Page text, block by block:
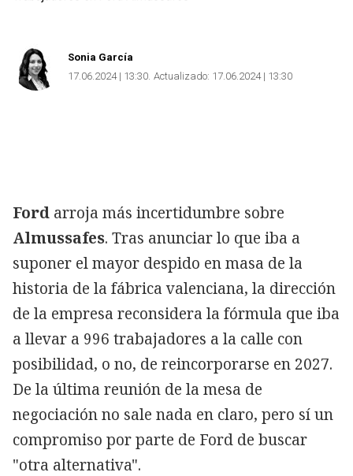
Sonia García
17.06.2024 | 13:30 Actualizado: 17.06.2024 | 13:30
Ford arroja más incertidumbre sobre
Almussafes. Tras anunciar lo que iba a
suponer el mayor despido en masa de la
historia de la fábrica valenciana, la dirección
de la empresa reconsidera la fórmula que iba
a llevar a 996 trabajadores a la calle con
posibilidad, o no, de reincorporarse en 2027.
De la última reunión de la mesa de
negociación no sale nada en claro, pero sí un
compromiso por parte de Ford de buscar
"otra alternativa".